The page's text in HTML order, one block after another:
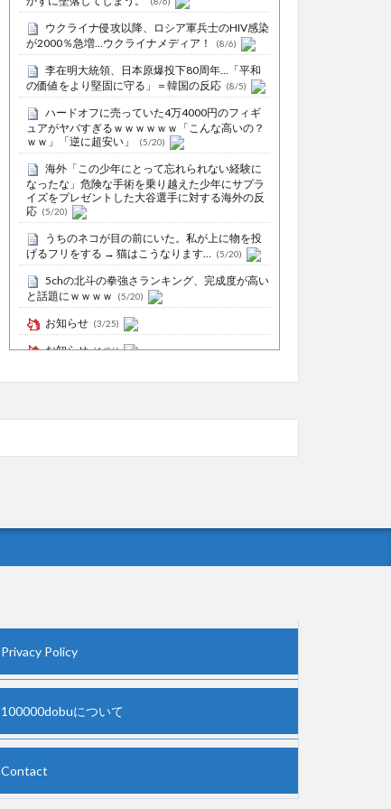
ウクライナ侵攻以降、ロシア軍兵士のHIV感染
が2000％急増…ウクライナメディア！
(8/6)
李在明大統領、日本原爆投下80周年…「平和
の価値をより堅固に守る」＝韓国の反応 (8/5)
ハードオフに売っていた4万4000円のフィギ
ュアがヤバすぎるｗｗｗｗｗｗ「こんな高いの？
ｗｗ」「逆に超安い」
(5/20)
海外「この少年にとって忘れられない経験に
なったな」危険な手術を乗り越えた少年にサプラ
イズをプレゼントした大谷選手に対する海外の反
応 (5/20)
うちのネコが目の前にいた。私が上に物を投
げるフリをする → 猫はこうなります…
(5/20)
5chの北斗の拳強さランキング、完成度が高い
と話題にｗｗｗｗ
(5/20)
お知らせ (3/25)
お知らせ (1/26)
【中国】処理水の問題化狙うも不発？ASEAN
Powered by livedoor 相互RSS
Privacy Policy
100000dobuについて
Contact